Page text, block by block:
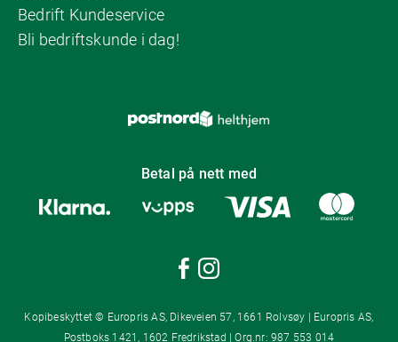
Bedrift Kundeservice
Bli bedriftskunde i dag!
Betal på nett med
Kopibeskyttet © Europris AS, Dikeveien 57, 1661 Rolvsøy | Europris AS,
Postboks 1421, 1602 Fredrikstad | Org.nr: 987 553 014